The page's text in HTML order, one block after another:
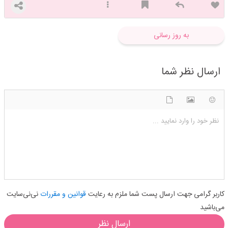
امیدی در بسته باز کردن🫂💙
به روز رسانی
ارسال نظر شما
نظر خود را وارد نمایید ...
کاربر گرامی جهت ارسال پست شما ملزم به رعایت قوانین و مقرراتنی‌نی‌سایت
می‌باشید
ارسال نظر